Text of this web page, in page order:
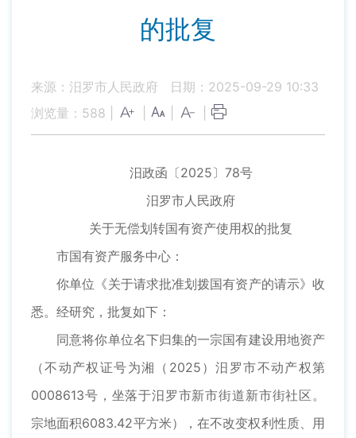
的批复
来源：汨罗市人民政府
日期：2025-09-29 10:33
浏览量： 588
汨政函〔2025〕78号
汨罗市人民政府
关于无偿划转国有资产使用权的批复
市国有资产服务中心：
你单位《关于请求批准划拨国有资产的请示》收
悉。经研究，批复如下：
同意将你单位名下归集的一宗国有建设用地资产
（不动产权证号为湘（2025）汨罗市不动产权第
0008613号，坐落于汨罗市新市街道新市街社区。
宗地面积6083.42平方米），在不改变权利性质、用